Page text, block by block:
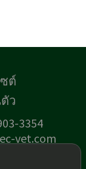
ต์
ว
3354
vet.com